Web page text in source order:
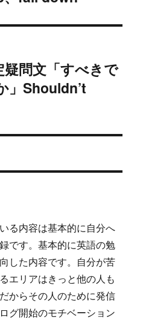
問文「すべきで
」Shouldn’t
る内容は基本的に自分へ
です。基本的に英語の勉
した内容です。自分が苦
エリアはきっと他の人も
からその人のために発信
グ開始のモチベーション